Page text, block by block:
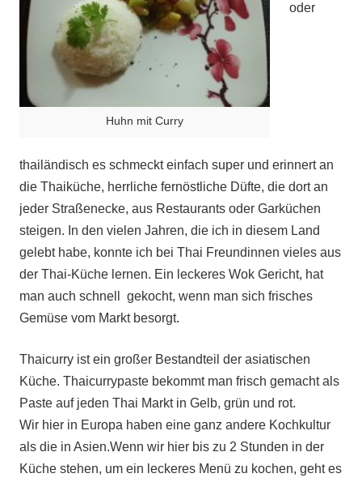
Huhn mit Curry
oder
thailändisch es schmeckt einfach super und erinnert an
die Thaiküche, herrliche fernöstliche Düfte, die dort an
jeder Straßenecke, aus Restaurants oder Garküchen
steigen. In den vielen Jahren, die ich in diesem Land
gelebt habe, konnte ich bei Thai Freundinnen vieles aus
der Thai-Küche lernen. Ein leckeres Wok Gericht, hat
man auch schnell gekocht, wenn man sich frisches
Gemüse vom Markt besorgt.
Thaicurry ist ein großer Bestandteil der asiatischen
Küche. Thaicurrypaste bekommt man frisch gemacht als
Paste auf jeden Thai Markt in Gelb, grün und rot.
Wir hier in Europa haben eine ganz andere Kochkultur
als die in Asien.Wenn wir hier bis zu 2 Stunden in der
Küche stehen, um ein leckeres Menü zu kochen, geht es